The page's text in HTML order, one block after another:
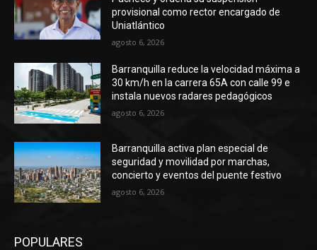
provisional como rector encargado de
Uniatlántico
agosto 6, 2026
Barranquilla reduce la velocidad máxima a
30 km/h en la carrera 65A con calle 99 e
instala nuevos radares pedagógicos
agosto 6, 2026
Barranquilla activa plan especial de
seguridad y movilidad por marchas,
concierto y eventos del puente festivo
agosto 6, 2026
POPULARES